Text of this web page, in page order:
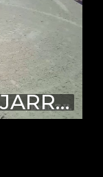
Cambox ISI3 - F. JARRY - Jumping Cholet